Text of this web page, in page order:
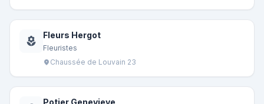
local_florist
Fleurs Hergot
Fleuristes
location_on Chaussée de Louvain 23
Potier Genevieve